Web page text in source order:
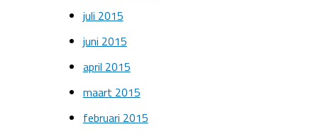
juli 2015
juni 2015
april 2015
maart 2015
februari 2015